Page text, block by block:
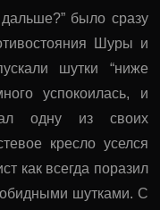
было сразу
Шуры и
шутки “ниже
успокоилась, и
одну из своих
кресло уселся
как всегда поразил
шутками. С